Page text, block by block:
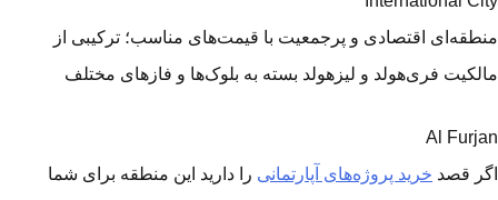
اقتصادی و پرجمعیت با قیمت‌های مناسب؛ ترکیبی از
فری‌هولد و لیزهولد بسته به بلوک‌ها و فازهای مختلف
Al
قصدخرید پروژه‌های آپارتمانیرا دارید این منطقه برای شما